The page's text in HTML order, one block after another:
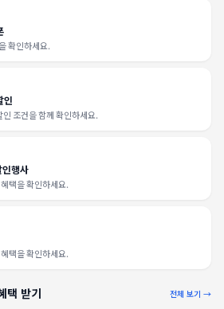
확인하세요.
인
조건을 함께 확인하세요.
행사
택을 확인하세요.
택을 확인하세요.
택 받기 전체 보기 →